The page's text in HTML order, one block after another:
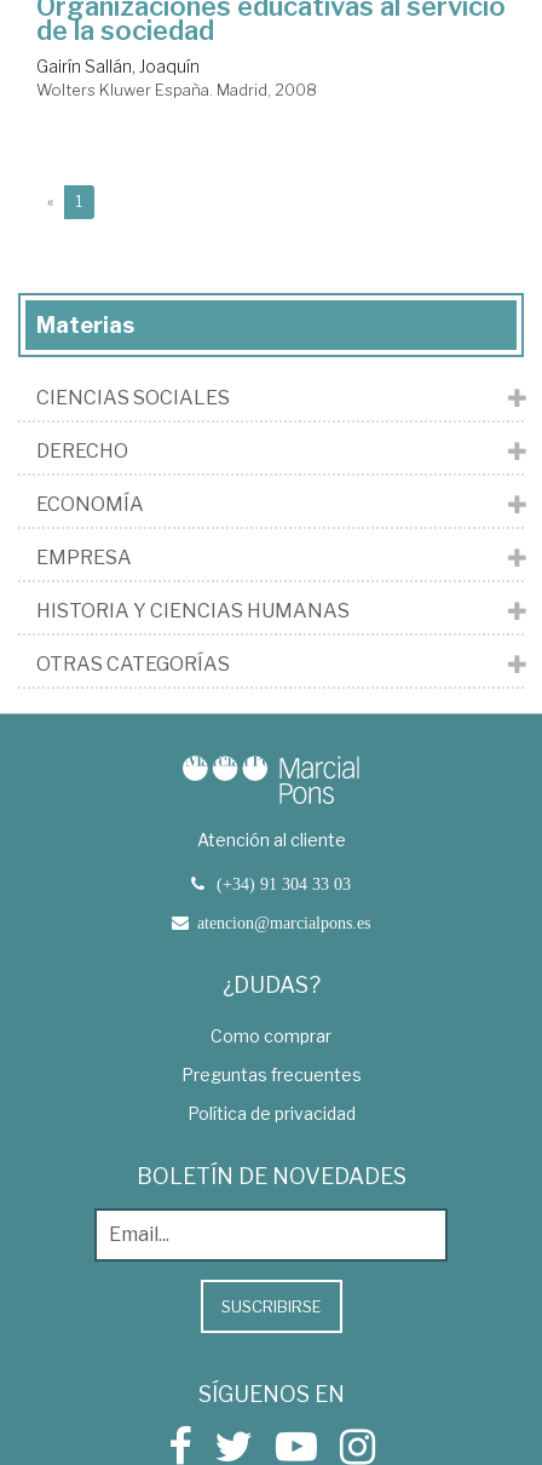
de la sociedad
Gairín Sallán, Joaquín
Wolters Kluwer España. Madrid, 2008
« 1
Materias
CIENCIAS SOCIALES
DERECHO
ECONOMÍA
EMPRESA
HISTORIA Y CIENCIAS HUMANAS
OTRAS CATEGORÍAS
Atención al cliente
(+34) 91 304 33 03
atencion@marcialpons.es
¿DUDAS?
Como comprar
Preguntas frecuentes
Política de privacidad
BOLETÍN DE NOVEDADES
SUSCRIBIRSE
SÍGUENOS EN